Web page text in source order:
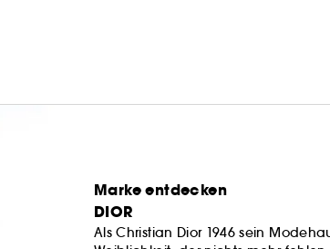
Marke entdecken
DIOR
Als Christian Dior 1946 sein